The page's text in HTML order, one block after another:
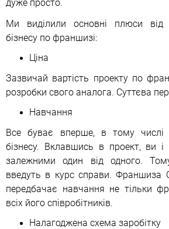
дуже просто.
Ми виділили основні плюси від
бізнесу по франшизі:
Ціна
Зазвичай вартість проекту по
розробки свого аналога. Суттєва
Навчання
Все буває вперше, в тому числі
бізнесу. Вклавшись в проект, ви і
залежними один від одного.
введуть в курс справи. Франшиза
передбачає навчання не тільки
всіх його співробітників.
Налагоджена схема заробітку